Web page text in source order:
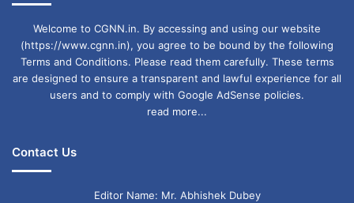
Welcome to CGNN.in. By accessing and using our website
(https://www.cgnn.in), you agree to be bound by the following
Terms and Conditions. Please read them carefully. These terms
are designed to ensure a transparent and lawful experience for all
users and to comply with Google AdSense policies.
read more...
Contact Us
Editor Name: Mr. Abhishek Dubey